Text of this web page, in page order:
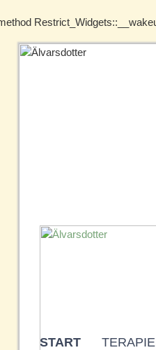
START